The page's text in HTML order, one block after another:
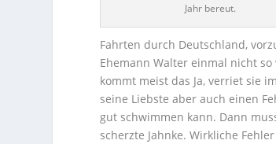
Jahr bereut.
Fahrten durch Deutschland,
Ehemann Walter einmal nicht
kommt meist das Ja, verriet sie
seine Liebste aber auch einen
gut schwimmen kann. Dann
scherzte Jahnke. Wirkliche